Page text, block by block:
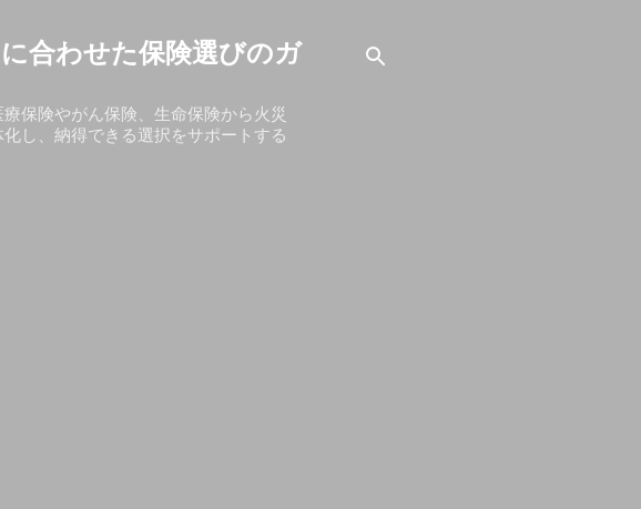
合わせた保険選びのガ
保険やがん保険、生命保険から火災
し、納得できる選択をサポートする